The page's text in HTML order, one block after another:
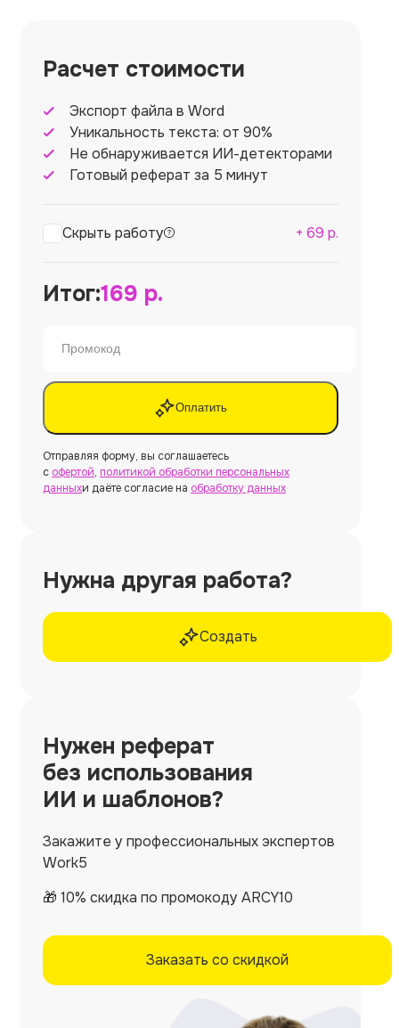
Расчет стоимости
Экспорт файла в Word
Уникальность текста: от 90%
Не обнаруживается ИИ-детекторами
Готовый реферат за 5 минут
Скрыть работу + 69 р.
Итог:169 р.
Оплатить
Отправляя форму, вы соглашаетесь
с офертой, политикой обработки персональных
данныхи даёте согласие на обработку данных
Нужна другая работа?
Создать
Нужен реферат
без использования
ИИ и шаблонов?
Закажите у профессиональных экспертов
Work5
🎁 10% скидка по промокоду ARCY10
Заказать со скидкой